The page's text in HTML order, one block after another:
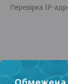
Перевірка IP-